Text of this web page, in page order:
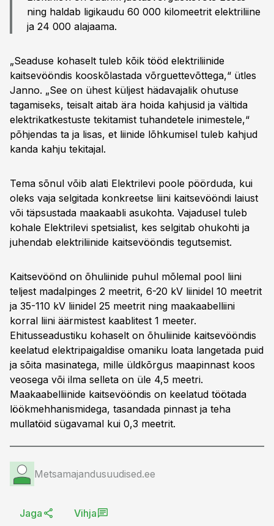
ning haldab ligikaudu 60 000 kilomeetrit elektriliine
ja 24 000 alajaama.
„Seaduse kohaselt tuleb kõik tööd elektriliinide
kaitsevööndis kooskõlastada võrguettevõttega,“ ütles
Janno. „See on ühest küljest hädavajalik ohutuse
tagamiseks, teisalt aitab ära hoida kahjusid ja vältida
elektrikatkestuste tekitamist tuhandetele inimestele,“
põhjendas ta ja lisas, et liinide lõhkumisel tuleb kahjud
kanda kahju tekitajal.
Tema sõnul võib alati Elektrilevi poole pöörduda, kui
oleks vaja selgitada konkreetse liini kaitsevööndi laiust
või täpsustada maakaabli asukohta. Vajadusel tuleb
kohale Elektrilevi spetsialist, kes selgitab ohukohti ja
juhendab elektriliinide kaitsevööndis tegutsemist.
Kaitsevöönd on õhuliinide puhul mõlemal pool liini
teljest madalpinges 2 meetrit, 6-20 kV liinidel 10 meetrit
ja 35-110 kV liinidel 25 meetrit ning maakaabelliini
korral liini äärmistest kaablitest 1 meeter.
Ehitusseadustiku kohaselt on õhuliinide kaitsevööndis
keelatud elektripaigaldise omaniku loata langetada puid
ja sõita masinatega, mille üldkõrgus maapinnast koos
veosega või ilma selleta on üle 4,5 meetri.
Maakaabelliinide kaitsevööndis on keelatud töötada
löökmehhanismidega, tasandada pinnast ja teha
mullatöid sügavamal kui 0,3 meetrit.
Metsamajandusuudised.ee
Jaga Vihja